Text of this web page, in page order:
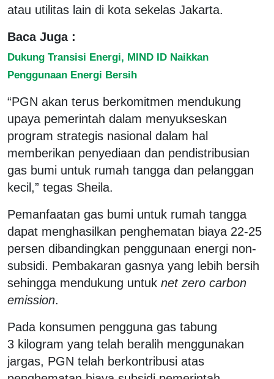
atau utilitas lain di kota sekelas Jakarta.
Baca Juga :
Dukung Transisi Energi, MIND ID Naikkan
Penggunaan Energi Bersih
“PGN akan terus berkomitmen mendukung
upaya pemerintah dalam menyukseskan
program strategis nasional dalam hal
memberikan penyediaan dan pendistribusian
gas bumi untuk rumah tangga dan pelanggan
kecil,” tegas Sheila.
Pemanfaatan gas bumi untuk rumah tangga
dapat menghasilkan penghematan biaya 22-25
persen dibandingkan penggunaan energi non-
subsidi. Pembakaran gasnya yang lebih bersih
sehingga mendukung untuk net zero carbon
emission.
Pada konsumen pengguna gas tabung
3 kilogram yang telah beralih menggunakan
jargas, PGN telah berkontribusi atas